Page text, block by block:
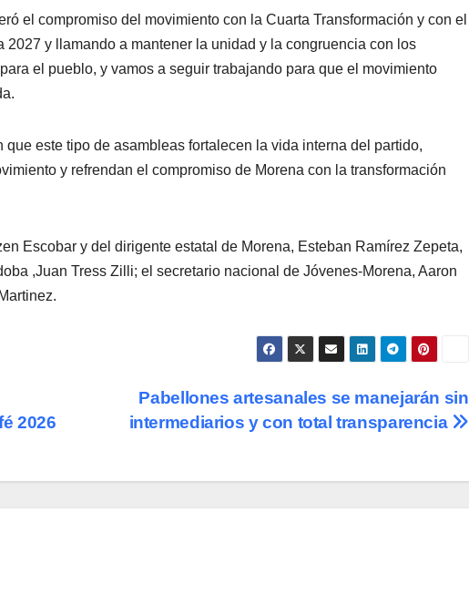
el compromiso del movimiento con la Cuarta Transformación y con el
y llamando a mantener la unidad y la congruencia con los
el pueblo, y vamos a seguir trabajando para que el movimiento
este tipo de asambleas fortalecen la vida interna del partido,
y refrendan el compromiso de Morena con la transformación
Escobar y del dirigente estatal de Morena, Esteban Ramírez Zepeta,
,Juan Tress Zilli; el secretario nacional de Jóvenes-Morena, Aaron
Pabellones artesanales se manejarán sin
intermediarios y con total transparencia
2026